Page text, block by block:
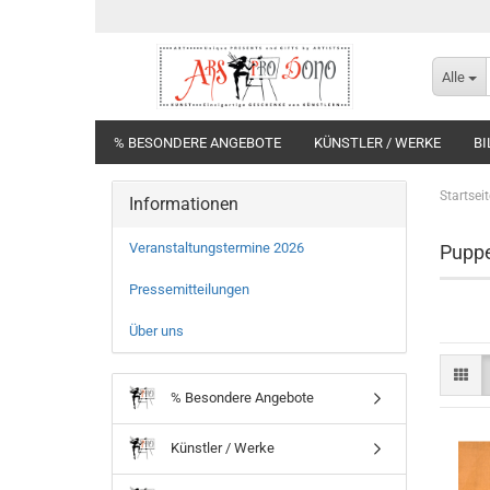
Alle
% BESONDERE ANGEBOTE KÜNSTLER / WERKE
Informationen
Veranstaltungstermine 2026
Pressemitteilungen
Über uns
% Besondere Angebote
Künstler / Werke